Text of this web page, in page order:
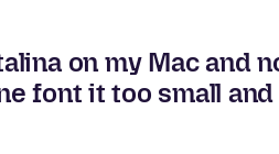
on my Mac and
font it too small